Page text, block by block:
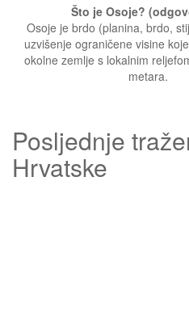
Što je Osoje?
Osoje je brdo (planina, brdo,
uzvišenje ograničene visine
okolne zemlje s lokalnim
metara.
Posljednje
Hrvatske